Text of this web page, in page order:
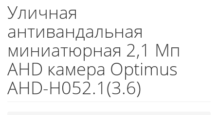
Уличная
антивандальная
миниатюрная 2,1 Мп
AHD камера Optimus
AHD-H052.1(3.6)